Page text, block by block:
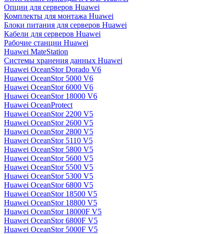
Опции для серверов Huawei
Комплекты для монтажа Huawei
Блоки питания для серверов Huawei
Кабели для серверов Huawei
Рабочие станции Huawei
Huawei MateStation
Системы хранения данных Huawei
Huawei OceanStor Dorado V6
Huawei OceanStor 5000 V6
Huawei OceanStor 6000 V6
Huawei OceanStor 18000 V6
Huawei OceanProtect
Huawei OceanStor 2200 V5
Huawei OceanStor 2600 V5
Huawei OceanStor 2800 V5
Huawei OceanStor 5110 V5
Huawei OceanStor 5800 V5
Huawei OceanStor 5600 V5
Huawei OceanStor 5500 V5
Huawei OceanStor 5300 V5
Huawei OceanStor 6800 V5
Huawei OceanStor 18500 V5
Huawei OceanStor 18800 V5
Huawei OceanStor 18000F V5
Huawei OceanStor 6800F V5
Huawei OceanStor 5000F V5